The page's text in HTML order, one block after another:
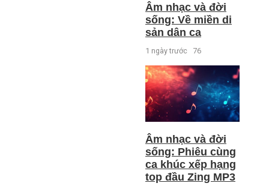
Âm nhạc và đời
sống: Về miền di
sản dân ca
1 ngày trước 76
Âm nhạc và đời
sống: Phiêu cùng
ca khúc xếp hạng
top đầu Zing MP3